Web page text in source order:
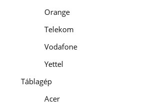
Orange
Telekom
Vodafone
Yettel
Táblagép
Acer